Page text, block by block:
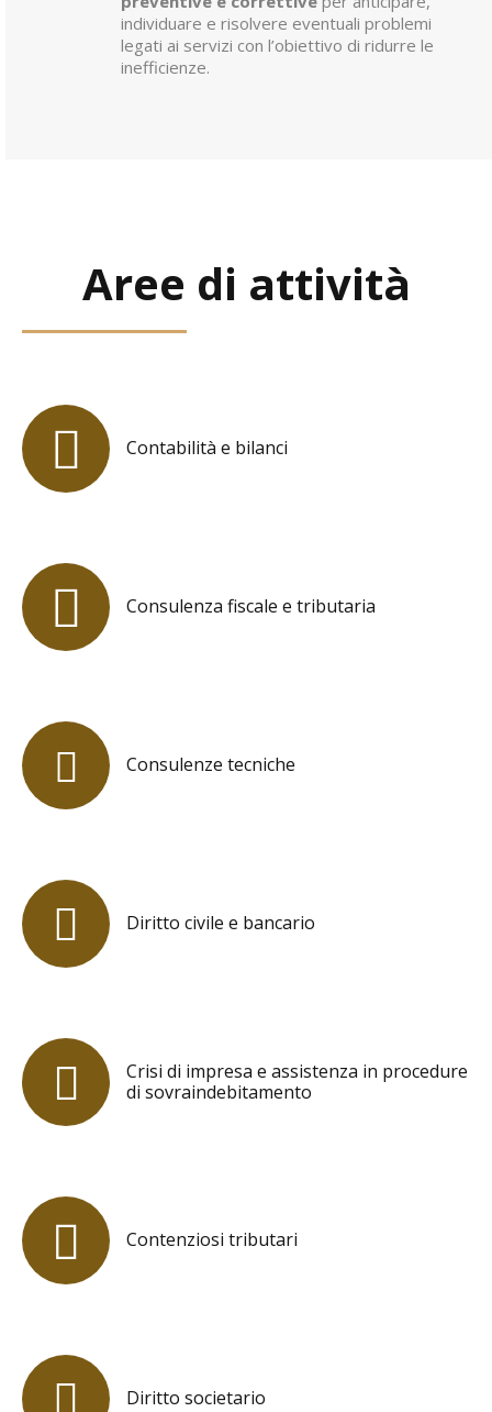
individuare e risolvere eventuali problemi
legati ai servizi con l’obiettivo di ridurre le
inefficienze.
Aree di attività
Contabilità e bilanci
Consulenza fiscale e tributaria
Consulenze tecniche
Diritto civile e bancario
Crisi di impresa e assistenza in procedure
di sovraindebitamento
Contenziosi tributari
Diritto societario